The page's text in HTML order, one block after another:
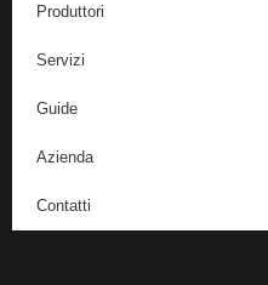
Produttori
Servizi
Guide
Azienda
Contatti